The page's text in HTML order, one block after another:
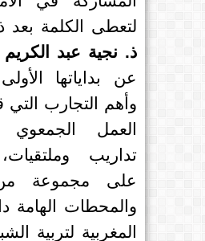
لتعطى الكلمة بعد
ذ. نجية عبد الكريم
عن بداياتها
وأهم التجارب
العمل
تداريب
على مجموعة
والمحطات الهامة
المغربية لتربية